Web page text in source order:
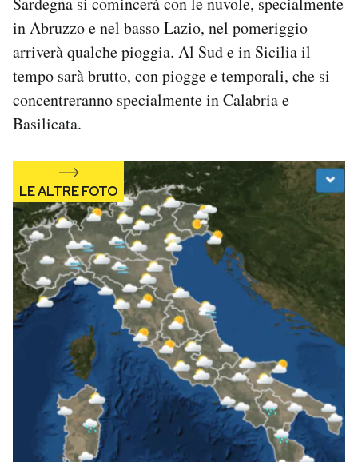
AREA PERSONALE
Area Personale
Newsletter
Esci
in Abruzzo e nel basso Lazio, nel pomeriggio
arriverà qualche pioggia. Al Sud e in Sicilia il
tempo sarà brutto, con piogge e temporali, che si
concentreranno specialmente in Calabria e
Basilicata.